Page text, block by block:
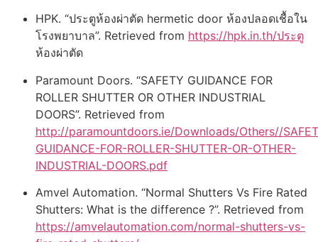
HPK. “ประตูห้องผ่าตัด hermetic door ห้องปลอดเชื้อใน
โรงพยาบาล”. Retrieved from https://hpk.in.th/ประต
ห้องผ่าตัด
Paramount Doors. “SAFETY GUIDANCE FOR
ROLLER SHUTTER OR OTHER INDUSTRIAL
DOORS”. Retrieved from
http://paramountdoors.ie/Downloads/Others//
GUIDANCE-FOR-ROLLER-SHUTTER-OR-OTHER-
INDUSTRIAL-DOORS.pdf
Amvel Automation. “Normal Shutters Vs Fire Rated
Shutters: What is the difference ?”. Retrieved from
https://amvelautomation.com/normal-shutters-vs-